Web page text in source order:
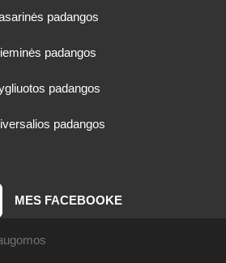
padangos
padangos
padangos
padangos
MES FACEBOOKE